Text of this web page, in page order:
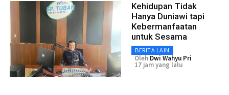
Kehidupan Tidak
Hanya Duniawi tapi
Kebermanfaatan
untuk Sesama
BERITA LAIN
Oleh Dwi Wahyu Pri
17 jam yang lalu